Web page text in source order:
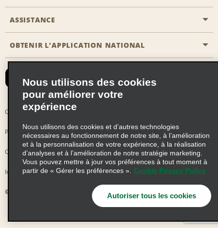
Solutions pour les professionnels
Carrière
ASSISTANCE
Accessibilité
Nous contacter
Recevoir des offres par email
OBTENIR L’APPLICATION NATIONAL
Conditions d’utilisation
Politique d’utilisation des cookies
Choix de confidentialité
Information précontractuelle
© 2026 Enterprise Holdings, Inc. Tous droits réservés
Nous utilisons des cookies
pour améliorer votre
expérience
Nous utilisons des cookies et d’autres technologies
nécessaires au fonctionnement de notre site, à l’amélioration
et à la personnalisation de votre expérience, à la réalisation
d’analyses et à l’amélioration de notre stratégie marketing.
Vous pouvez mettre à jour vos préférences à tout moment à
partir de « Gérer les préférences ».
Cookie Privacy Policy
Autoriser tous les cookies